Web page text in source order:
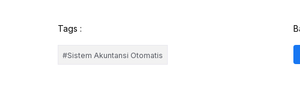
Tags :
#Sistem Akuntansi Otomatis